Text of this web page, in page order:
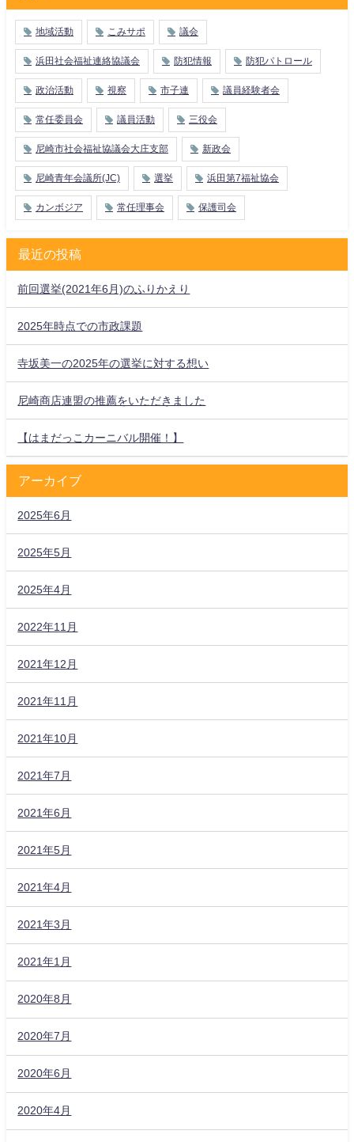
地域活動 こみサポ 議会
浜田社会福祉連絡協議会 防犯情報 防犯パトロール
政治活動 視察 市子連 議員経験者会
常任委員会 議員活動 三役会
尼崎市社会福祉協議会大庄支部 新政会
尼崎青年会議所(JC) 選挙 浜田第7福祉協会
カンボジア 常任理事会 保護司会
最近の投稿
前回選挙(2021年6月)のふりかえり
2025年時点での市政課題
寺坂美一の2025年の選挙に対する想い
尼崎商店連盟の推薦をいただきました
【はまだっこカーニバル開催！】
アーカイブ
2025年6月
2025年5月
2025年4月
2022年11月
2021年12月
2021年11月
2021年10月
2021年7月
2021年6月
2021年5月
2021年4月
2021年3月
2021年1月
2020年8月
2020年7月
2020年6月
2020年4月